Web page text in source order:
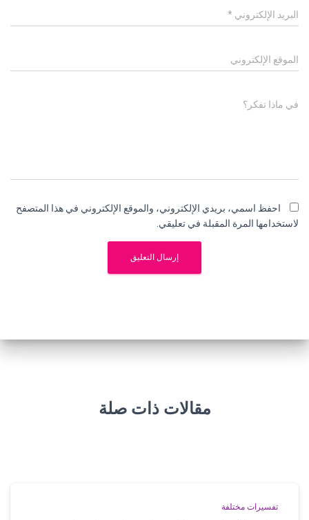
البريد الإلكتروني *
الموقع الإلكتروني
في ماذا تفكر؟
احفظ اسمي، بريدي الإلكتروني، والموقع الإلكتروني في هذا المتصفح
لاستخدامها المرة المقبلة في تعليقي.
مقالات ذات صلة
تفسيرات مختلفة